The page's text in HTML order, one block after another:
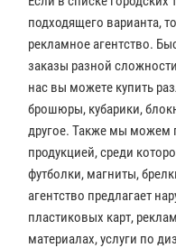
подходящего варианта,
рекламное агентство.
заказы разной
нас вы можете купить
брошюры, кубарики,
другое. Также мы можем
продукцией, среди
футболки, магниты,
агентство предлагает
пластиковых карт,
материалах, услуги по